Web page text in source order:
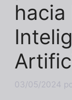
hacia
03/05/2024